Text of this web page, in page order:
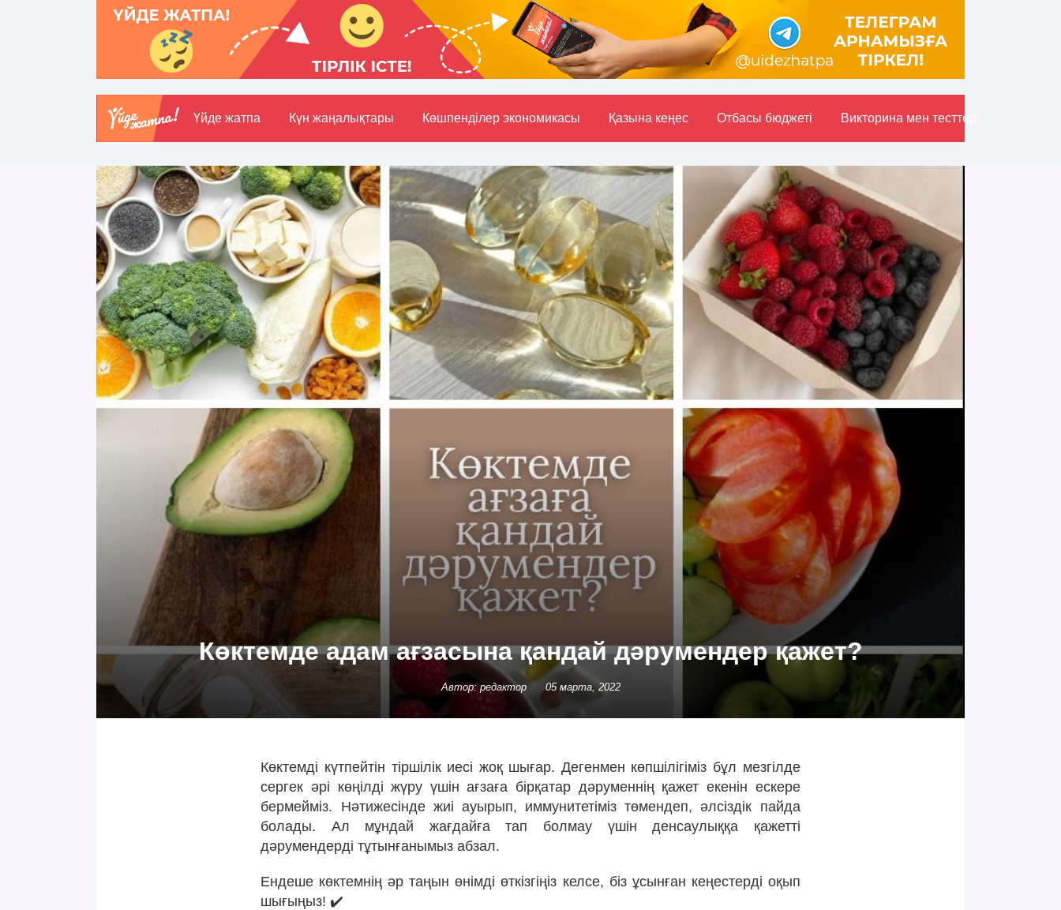
Үйде жатпа Күн жаңалықтары Көшпенділер экономикасы Қазына кеңес Отбасы бюджетi Викторина мен тесттер
Көктемде адам ағзасына қандай дәрумендер қажет?
Автор: редактор 05 марта, 2022
Көктемді күтпейтін тіршілік иесі жоқ шығар. Дегенмен көпшілігіміз бұл мезгілде
сергек әрі көңілді жүру үшін ағзаға бірқатар дәруменнің қажет екенін ескере
бермейміз. Нәтижесінде жиі ауырып, иммунитетіміз төмендеп, әлсіздік пайда
болады. Ал мұндай жағдайға тап болмау үшін денсаулыққа қажетті
дәрумендерді тұтынғанымыз абзал.
Ендеше көктемнің әр таңын өнімді өткізгіңіз келсе, біз ұсынған кеңестерді оқып
шығыңыз! ✔️